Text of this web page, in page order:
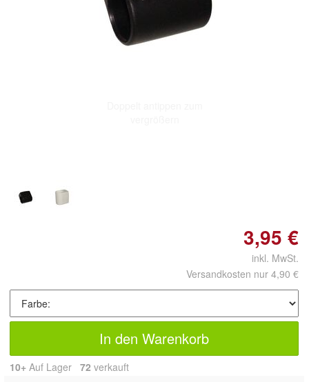
3,95 €
inkl. MwSt.
Versandkosten nur 4,90 €
In den Warenkorb
10+ Auf Lager 72 verkauft